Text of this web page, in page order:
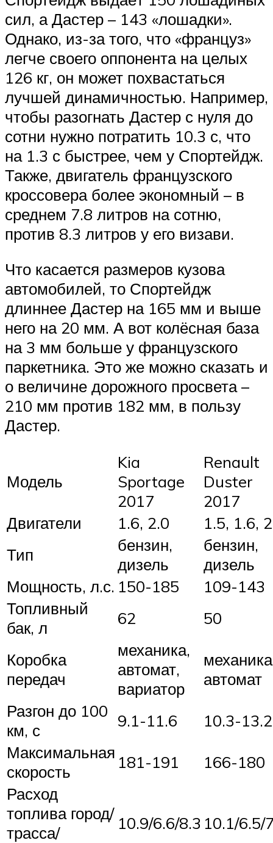
сил, а Дастер – 143 «лошадки».
Однако, из-за того, что «француз»
легче своего оппонента на целых
126 кг, он может похвастаться
лучшей динамичностью. Например,
чтобы разогнать Дастер с нуля до
сотни нужно потратить 10.3 с, что
на 1.3 с быстрее, чем у Спортейдж.
Также, двигатель французского
кроссовера более экономный – в
среднем 7.8 литров на сотню,
против 8.3 литров у его визави.
Что касается размеров кузова
автомобилей, то Спортейдж
длиннее Дастер на 165 мм и выше
него на 20 мм. А вот колёсная база
на 3 мм больше у французского
паркетника. Это же можно сказать и
о величине дорожного просвета –
210 мм против 182 мм, в пользу
Дастер.
Модель
Kia
Sportage
2017
Renault
Duster
2017
Двигатели
1.6, 2.0
1.5, 1.6,
Тип
бензин,
дизель
бензин,
дизель
Мощность, л.с. 150-185
109-143
Топливный
бак, л
62 50
Коробка
передач
механика,
автомат,
вариатор
автомат
Разгон до 100
км, с
9.1-11.6
10.3-13.2
Максимальная
скорость
181-191
166-180
Расход
топлива город/
трасса/
10.9/6.6/8.3 10.1/6.5/